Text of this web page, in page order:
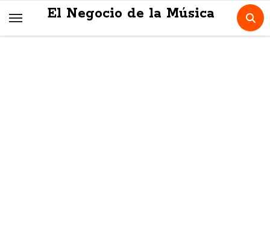
El Negocio de la Música